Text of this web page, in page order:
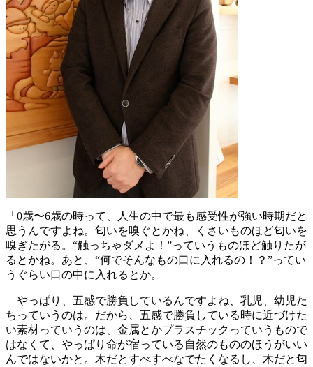
「0歳〜6歳の時って、人生の中で最も感受性が強い時期だと
思うんですよね。匂いを嗅ぐとかね、くさいものほど匂いを
嗅ぎたがる。“触っちゃダメよ！”っていうものほど触りたが
るとかね。あと、“何でそんなもの口に入れるの！？”ってい
うぐらい口の中に入れるとか。
やっぱり、五感で勝負しているんですよね、乳児、幼児た
ちっていうのは。だから、五感で勝負している時に近づけた
い素材っていうのは、金属とかプラスチックっていうもので
はなくて、やっぱり命が宿っている自然のもののほうがいい
んではないかと。木だとすべすべなでたくなるし、木だと匂